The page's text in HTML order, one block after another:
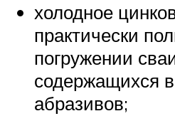
холодное
практически
погружении
содержащихся
абразивов;